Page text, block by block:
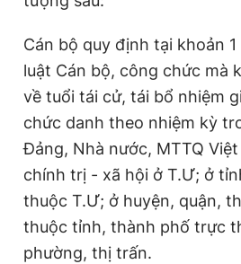
chép dưới mọi hình thức nếu không
bản. Phát triển bởi ePi Technologies,
Cán bộ quy định tại khoản
luật Cán bộ, công chức mà
về tuổi tái cử, tái bổ nhiệm
chức danh theo nhiệm kỳ
Đảng, Nhà nước, MTTQ
chính trị - xã hội ở T.Ư; ở
thuộc T.Ư; ở huyện, quận,
thuộc tỉnh, thành phố trực
phường, thị trấn.